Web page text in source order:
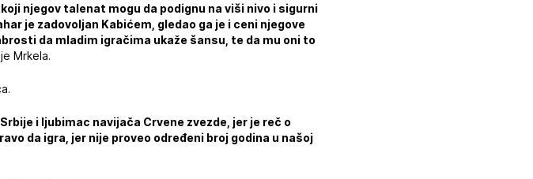
njegov talenat mogu da podignu na viši nivo i sigurni
je zadovoljan Kabićem, gledao ga je i ceni njegove
da mladim igračima ukaže šansu, te da mu oni to
Mrkela.
i ljubimac navijača Crvene zvezde, jer je reč o
da igra, jer nije proveo određeni broj godina u našoj